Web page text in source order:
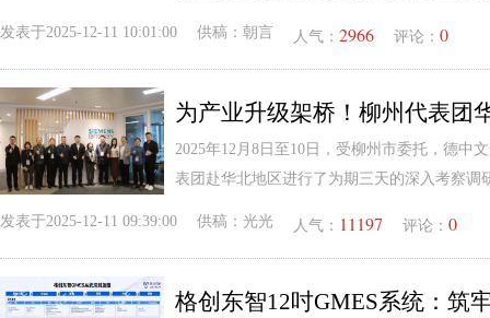
发表于2025-12-11 10:01:00 供稿： 朝言 人气： 2966 评论： 0
2025年12月8日至10日，受柳州市委托，德中
表团赴华北地区进行了为期三天的深入考察调
发表于2025-12-11 09:39:00 供稿： 光光 人气： 11197 评论： 0